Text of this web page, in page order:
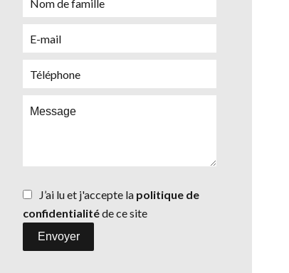
J’ai lu et j'accepte la politique de
confidentialitéde ce site
Envoyer